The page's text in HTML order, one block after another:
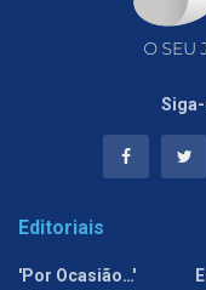
Editoriais
'Por Ocasião…'